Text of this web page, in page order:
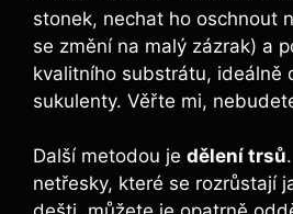
stonek, nechat ho oschnout
se ⁤změní na malý‌ zázrak) a
kvalitního substrátu, ideálně⁢
sukulenty. Věřte mi,
Další metodou je⁢ dělení trsů
netřesky, které se⁣ rozrůstají‍